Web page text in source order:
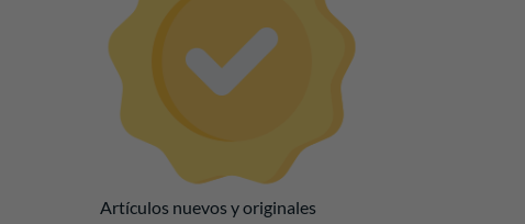
Artículos nuevos y originales